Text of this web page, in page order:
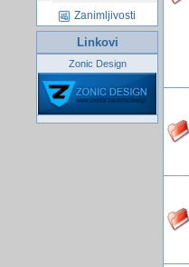
Zanimljivosti
Linkovi
Zonic Design